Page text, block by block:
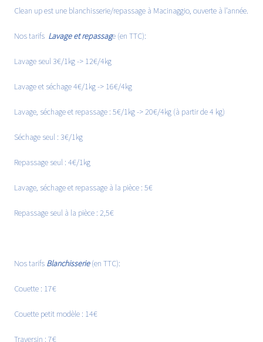
Clean up est une blanchisserie/repassage à Macinaggio, ouverte à l’année.
Nos tarifs Lavage et repassage (en TTC):
Lavage seul 3€/1kg -> 12€/4kg
Lavage et séchage 4€/1kg -> 16€/4kg
Lavage, séchage et repassage : 5€/1kg -> 20€/4kg (à partir de 4 kg)
Séchage seul : 3€/1kg
Repassage seul : 4€/1kg
Lavage, séchage et repassage à la pièce : 5€
Repassage seul à la pièce : 2,5€
Nos tarifs Blanchisserie(en TTC):
Couette : 17€
Couette petit modèle : 14€
Traversin : 7€